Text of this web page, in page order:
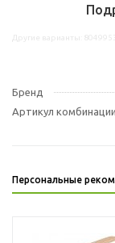
Бренд
Артикул комбинации
Персональные